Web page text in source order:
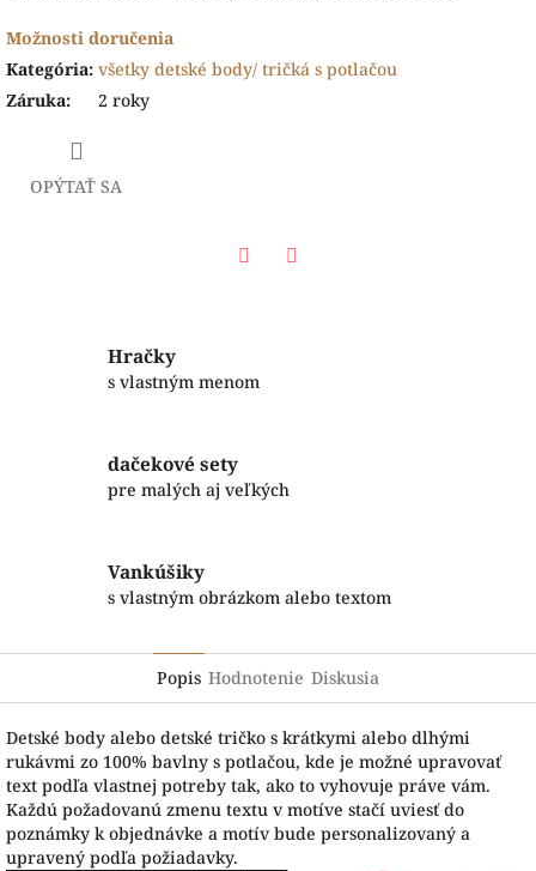
Možnosti doručenia
Kategória: všetky detské body/ tričká s potlačou
Záruka: 2 roky
OPÝTAŤ SA
Hračky
s vlastným menom
dačekové sety
pre malých aj veľkých
Vankúšiky
s vlastným obrázkom alebo textom
Popis Hodnotenie Diskusia
Detské body alebo detské tričko s krátkymi alebo dlhými
rukávmi zo 100% bavlny s potlačou, kde je možné upravovať
text podľa vlastnej potreby tak, ako to vyhovuje práve vám.
Každú požadovanú zmenu textu v motíve stačí uviesť do
poznámky k objednávke a motív bude personalizovaný a
upravený podľa požiadavky.